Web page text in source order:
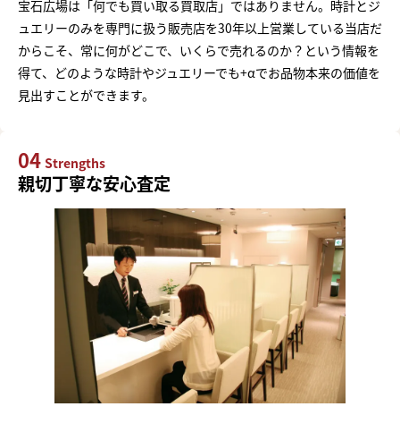
宝石広場は「何でも買い取る買取店」ではありません。時計とジ
ュエリーのみを専門に扱う販売店を30年以上営業している当店だ
からこそ、常に何がどこで、いくらで売れるのか？という情報を
得て、どのような時計やジュエリーでも+αでお品物本来の価値を
見出すことができます。
04 Strengths
親切丁寧な安心査定